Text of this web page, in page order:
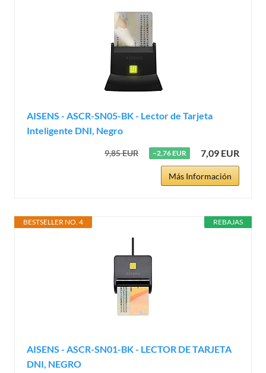
AISENS - ASCR-SN05-BK - Lector de Tarjeta
Inteligente DNI, Negro
9,85 EUR −2,76 EUR 7,09 EUR
Más Información
REBAJAS
BESTSELLER NO. 4
AISENS - ASCR-SN01-BK - LECTOR DE TARJETA
DNI, NEGRO